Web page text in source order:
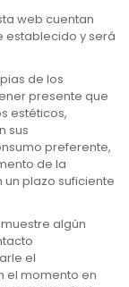
web cuentan
establecido y será
de los
presente que
estéticos,
sus
preferente,
de la
plazo suficiente
algún
el
el momento en